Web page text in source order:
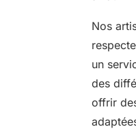
Nos
un
des
offrir